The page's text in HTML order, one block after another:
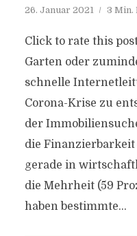
26. Januar 2021 3 Min.
Click to rate this
Garten oder
schnelle
Corona-Krise zu
der
die Finanzierbarkeit
gerade in
die Mehrheit (59
haben bestimmte...